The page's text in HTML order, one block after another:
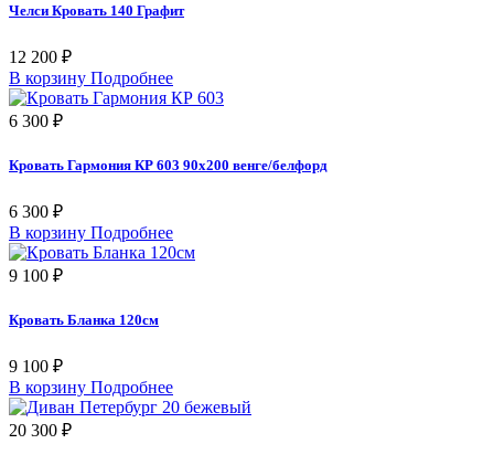
Челси Кровать 140 Графит
12 200 ₽
В корзину Подробнее
6 300 ₽
Кровать Гармония КР 603 90х200 венге/белфорд
6 300 ₽
В корзину Подробнее
9 100 ₽
Кровать Бланка 120см
9 100 ₽
В корзину Подробнее
20 300 ₽